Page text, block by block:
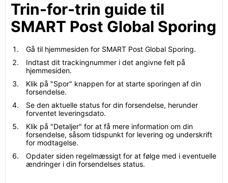
Trin-for-trin guide til
SMART Post Global Sporing
Gå til hjemmesiden for SMART Post Global Sporing.
Indtast dit trackingnummer i det angivne felt på
hjemmesiden.
Klik på "Spor" knappen for at starte sporingen af din
forsendelse.
Se den aktuelle status for din forsendelse, herunder
forventet leveringsdato.
Klik på "Detaljer" for at få mere information om din
forsendelse, såsom tidspunkt for levering og underskrift
for modtagelse.
Opdater siden regelmæssigt for at følge med i eventuelle
ændringer i din forsendelses status.